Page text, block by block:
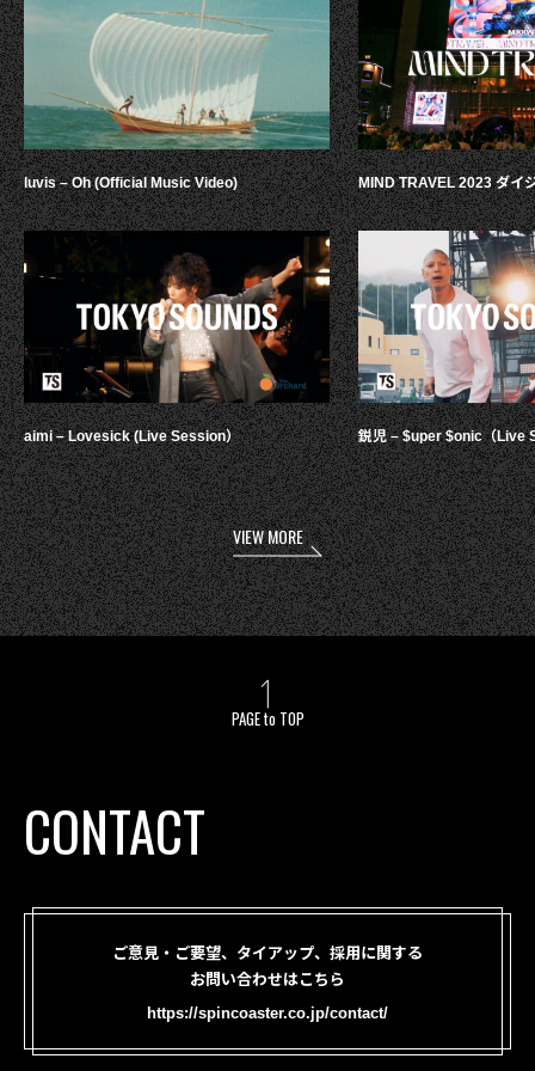
luvis – Oh (Official Music Video)
aimi – Lovesick (Live Session）
MIND TRAVEL 2023 ダイ
鋭児 – $uper $onic（Live
VIEW MORE
PAGE to TOP
CONTACT
ご意見・ご要望、タイアップ、採用に関する
お問い合わせはこちら
https://spincoaster.co.jp/contact/